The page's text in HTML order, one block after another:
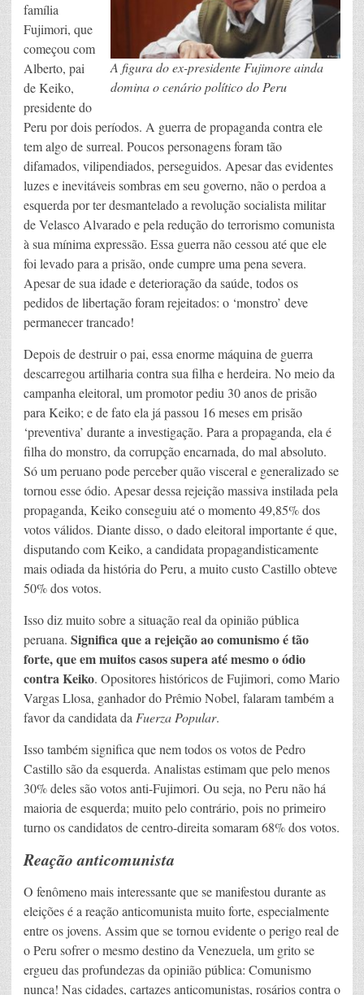
A figura do ex-presidente Fujimore ainda
domina o cenário político do Peru
família
Fujimori, que
começou com
Alberto, pai
de Keiko,
presidente do
Peru por dois períodos. A guerra de propaganda contra ele
tem algo de surreal. Poucos personagens foram tão
difamados, vilipendiados, perseguidos. Apesar das evidentes
luzes e inevitáveis sombras ​​em seu governo, não o perdoa a
esquerda por ter desmantelado a revolução socialista militar
de Velasco Alvarado e pela redução do terrorismo comunista
à sua mínima expressão. Essa guerra não cessou até que ele
foi levado para a prisão, onde cumpre uma pena severa.
Apesar de sua idade e deterioração da saúde, todos os
pedidos de libertação foram rejeitados: o ‘monstro’ deve
permanecer trancado!
Depois de destruir o pai, essa enorme máquina de guerra
descarregou artilharia contra sua filha e herdeira. No meio da
campanha eleitoral, um promotor pediu 30 anos de prisão
para Keiko; e de fato ela já passou 16 meses em prisão
‘preventiva’ durante a investigação. Para a propaganda, ela é
filha do monstro, da corrupção encarnada, do mal absoluto.
Só um peruano pode perceber quão visceral e generalizado se
tornou esse ódio. Apesar dessa rejeição massiva instilada pela
propaganda, Keiko conseguiu até o momento 49,85% dos
votos válidos. Diante disso, o dado eleitoral importante é que,
disputando com Keiko, a candidata propagandisticamente
mais odiada da história do Peru, a muito custo Castillo obteve
50% dos votos.
Isso diz muito sobre a situação real da opinião pública
peruana. Significa que a rejeição ao comunismo é tão
forte, que em muitos casos supera até mesmo o ódio
contra Keiko. Opositores históricos de Fujimori, como Mario
Vargas Llosa, ganhador do Prêmio Nobel, falaram também a
favor da candidata daFuerza Popular.
Isso também significa que nem todos os votos de Pedro
Castillo são da esquerda. Analistas estimam que pelo menos
30% deles são votos anti-Fujimori. Ou seja, no Peru não há
maioria de esquerda; muito pelo contrário, pois no primeiro
turno os candidatos de centro-direita somaram 68% dos votos.
Reação anticomunista
O fenômeno mais interessante que se manifestou durante as
eleições é a reação anticomunista muito forte, especialmente
entre os jovens. Assim que se tornou evidente o perigo real de
o Peru sofrer o mesmo destino da Venezuela, um grito se
ergueu das profundezas da opinião pública: Comunismo
nunca! Nas cidades, cartazes anticomunistas, rosários contra o